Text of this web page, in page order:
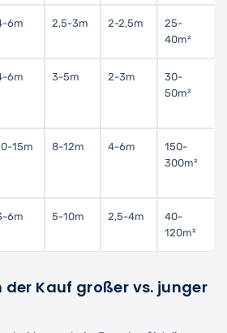
6m 2,5-3m 2-2,5m
25-
40m²
6m 3-5m 2-3m
30-
50m²
15m 8-12m 4-6m
150-
300m²
6m 5-10m 2,5-4m
40-
120m²
Kauf großer vs. junger